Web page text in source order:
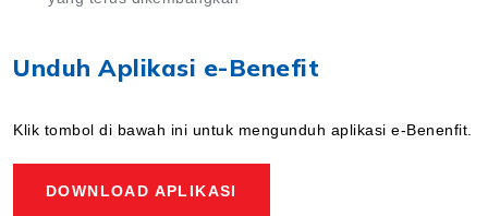
Unduh Aplikasi e-Benefit
Klik tombol di bawah ini untuk mengunduh aplikasi e-Benenfit.
DOWNLOAD APLIKASI